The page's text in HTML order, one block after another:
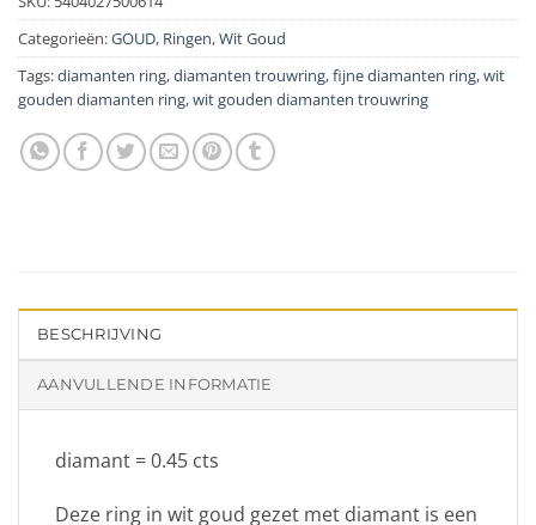
Categorieën:GOUD, Ringen,Wit Goud
Tags:diamanten ring,diamanten trouwring,fijne diamanten ring,wit
gouden diamanten ring,wit gouden diamanten trouwring
BESCHRIJVING
AANVULLENDE INFORMATIE
diamant = 0.45 cts
Deze ring in wit goud gezet met diamant is een